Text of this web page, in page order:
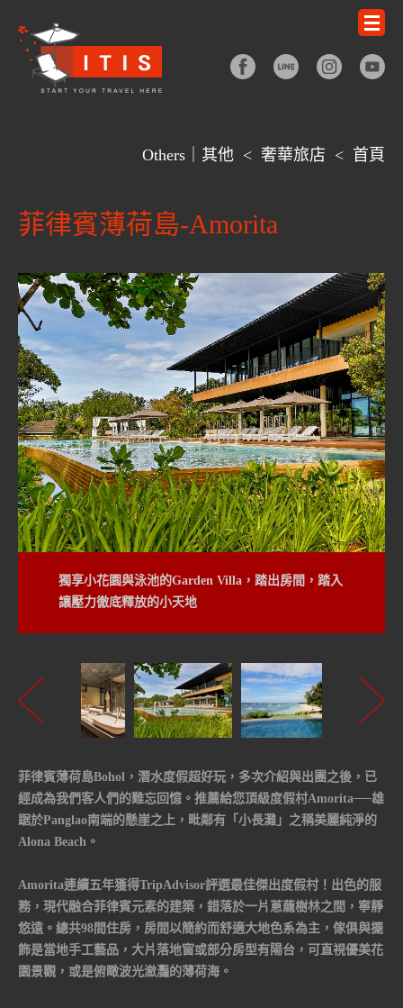
Others｜其他 < 奢華旅店 < 首頁
菲律賓薄荷島-Amorita
獨享小花園與泳池的Garden Villa，踏出房間，踏入
讓壓力徹底釋放的小天地
徜徉在無邊際泳池哩，碧海藍天彷彿伸手可及
菲律賓薄荷島Bohol，潛水度假超好玩，多次介紹與出團之後，已
經成為我們客人們的難忘回憶。推薦給您頂級度假村Amorita──雄
踞於Panglao南端的懸崖之上，毗鄰有「小長灘」之稱美麗純淨的
Alona Beach。
Amorita連續五年獲得TripAdvisor評選最佳傑出度假村！出色的服
務，現代融合菲律賓元素的建築，錯落於一片蔥蘢樹林之間，寧靜
悠遠。總共98間住房，房間以簡約而舒適大地色系為主，傢俱與擺
飾是當地手工藝品，大片落地窗或部分房型有陽台，可直視優美花
園景觀，或是俯瞰波光瀲灩的薄荷海。